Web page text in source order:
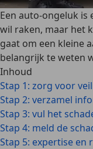
Een auto-ongeluk is
wil raken, maar het
gaat om een kleine
belangrijk te weten
Inhoud
Stap 1: zorg voor
Stap 2: verzamel
Stap 3: vul het
Stap 4: meld de
Stap 5: expertise en